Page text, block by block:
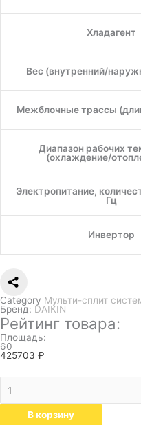
Хладагент
Вес (внутренний/
Межблочные трассы
Диапазон рабочих
(охлаждение/
Электропитание,
Гц
Инвертор
Category Мульти-сплит
Бренд: DAIKIN
Рейтинг товара:
Площадь:
60
425703 ₽
В корзину